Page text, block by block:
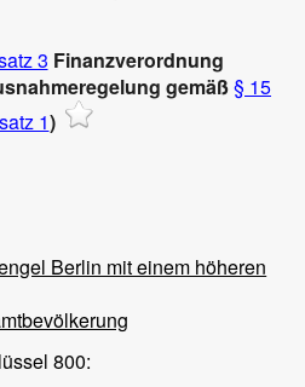
3 Finanzverordnung
gemäß§ 15
1)
Berlin mit einem höheren
800: